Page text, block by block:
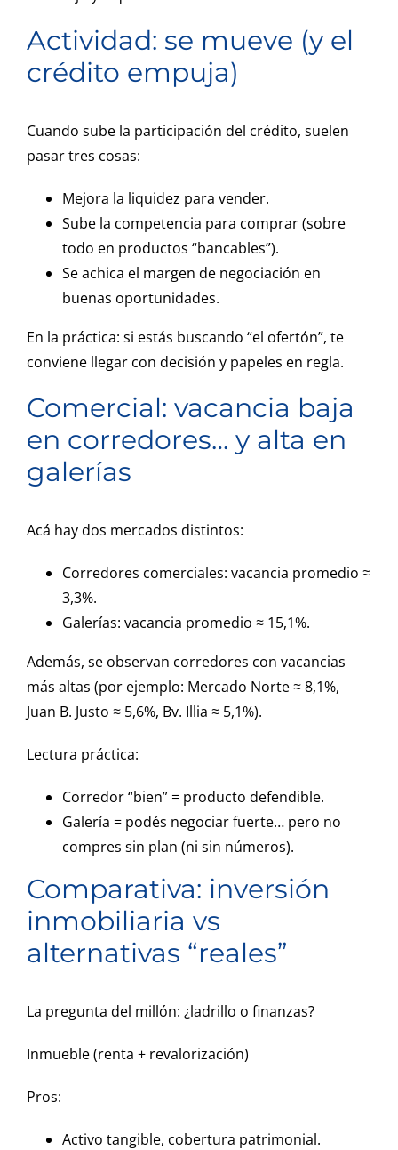
Actividad: se mueve (y el
crédito empuja)
Cuando sube la participación del crédito, suelen
pasar tres cosas:
Mejora la liquidez para vender.
Sube la competencia para comprar (sobre
todo en productos “bancables”).
Se achica el margen de negociación en
buenas oportunidades.
En la práctica: si estás buscando “el ofertón”, te
conviene llegar con decisión y papeles en regla.
Comercial: vacancia baja
en corredores… y alta en
galerías
Acá hay dos mercados distintos:
Corredores comerciales: vacancia promedio ≈
3,3%.
Galerías: vacancia promedio ≈ 15,1%.
Además, se observan corredores con vacancias
más altas (por ejemplo: Mercado Norte ≈ 8,1%,
Juan B. Justo ≈ 5,6%, Bv. Illia ≈ 5,1%).
Lectura práctica:
Corredor “bien” = producto defendible.
Galería = podés negociar fuerte… pero no
compres sin plan (ni sin números).
Comparativa: inversión
inmobiliaria vs
alternativas “reales”
La pregunta del millón: ¿ladrillo o finanzas?
Inmueble (renta + revalorización)
Pros:
Activo tangible, cobertura patrimonial.